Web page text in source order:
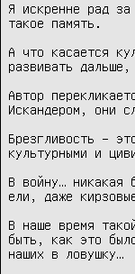
Я искренне рад
такое память.
А что касается
развивать дальше,
Автор
Искандером, они
Брезгливость –
культурными и
В войну… никакая
ели, даже
В наше время
быть, как это
наших в ловушку…